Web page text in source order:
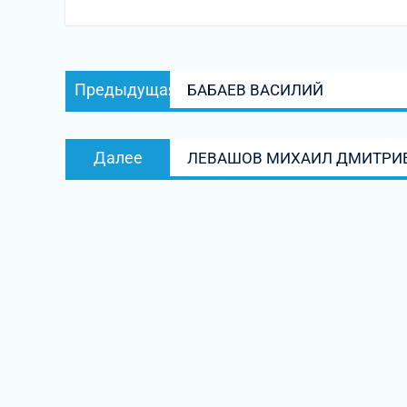
Навигация
по
Предыдущая
запись:
БАБАЕВ ВАСИЛИЙ
Далее
запись:
ЛЕВАШОВ МИХАИЛ